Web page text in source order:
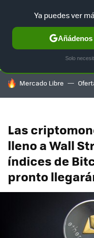
SELECCIÓN GAMING
HOY SE HABLA DE
Mercado Libre
Las
lleno a Wall
índices de
pronto
Ya puedes ver
Solo